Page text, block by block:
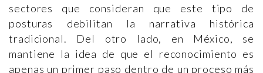
sectores que consideran que este tipo de
posturas debilitan la narrativa histórica
tradicional. Del otro lado, en México, se
mantiene la idea de que el reconocimiento es
apenas un primer paso dentro de un proceso más